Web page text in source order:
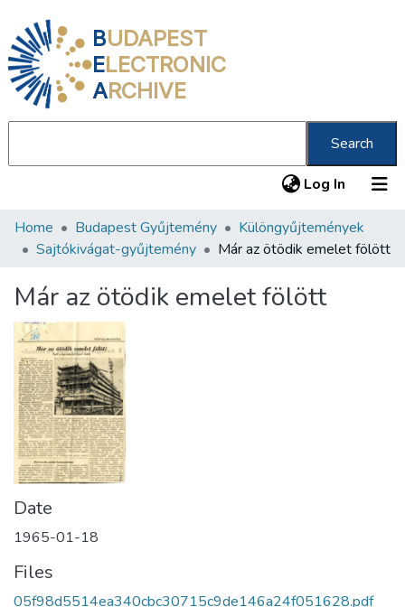
BUDAPEST
ELECTRONIC
ARCHIVE
Search
Log In (current)
Communities & Collections
Statistics
About us
Home Budapest Gyűjtemény
Különgyűjtemények
Sajtókivágat-gyűjtemény
Már az ötödik emelet fölött
Már az ötödik emelet fölött
Date
1965-01-18
Files
05f98d5514ea340cbc30715c9de146a24f051628.pdf